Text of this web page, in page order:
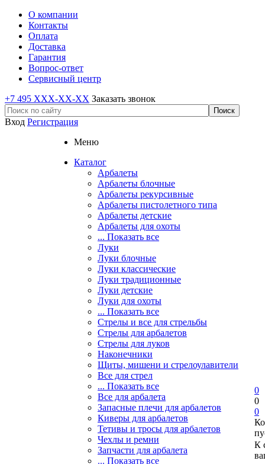
О компании
Контакты
Оплата
Доставка
Гарантия
Вопрос-ответ
Сервисный центр
+7 495 XXX-XX-XX Заказать звонок
Вход Регистрация
Меню
Каталог
Арбалеты
Арбалеты блочные
Арбалеты рекурсивные
Арбалеты пистолетного типа
Арбалеты детские
Арбалеты для охоты
... Показать все
Луки
Луки блочные
Луки классические
Луки традиционные
Луки детские
Луки для охоты
... Показать все
Стрелы и все для стрельбы
Стрелы для арбалетов
Стрелы для луков
Наконечники
Щиты, мишени и стрелоулавители
Все для стрел
... Показать все
Все для арбалета
Запасные плечи для арбалетов
Киверы для арбалетов
Тетивы и тросы для арбалетов
Чехлы и ремни
Запчасти для арбалета
... Показать все
0
0
0
К